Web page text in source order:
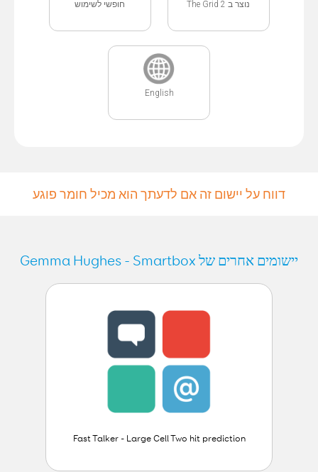
נוצר ב The Grid 2 חופשי לשימוש
English
דווח על יישום זה אם לדעתך הוא מכיל חומר פוגע
יישומים אחרים של Gemma Hughes - Smartbox
Fast Talker - Large Cell Two hit prediction